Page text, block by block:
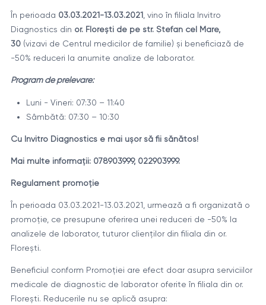
În perioada 03.03.2021-13.03.2021, vino în filiala Invitro
Diagnostics din or. Florești de pe str. Ștefan cel Mare,
30(vizavi de Centrul medicilor de familie) și beneficiază de
-50% reduceri la anumite analize de laborator.
Program de prelevare:
Luni - Vineri: 07:30 – 11:40
Sâmbătă: 07:30 – 10:30
Cu Invitro Diagnostics e mai ușor să fii sănătos!
Mai multe informații: 078903999, 022903999.
Regulament promoţie
În perioada 03.03.2021-13.03.2021, urmează a fi organizată o
promoție, ce presupune oferirea unei reduceri de -50% la
analizele de laborator, tuturor clienților din filiala din or.
Florești.
Beneficiul conform Promoției are efect doar asupra serviciilor
medicale de diagnostic de laborator oferite în filiala din or.
Florești. Reducerile nu se aplică asupra: